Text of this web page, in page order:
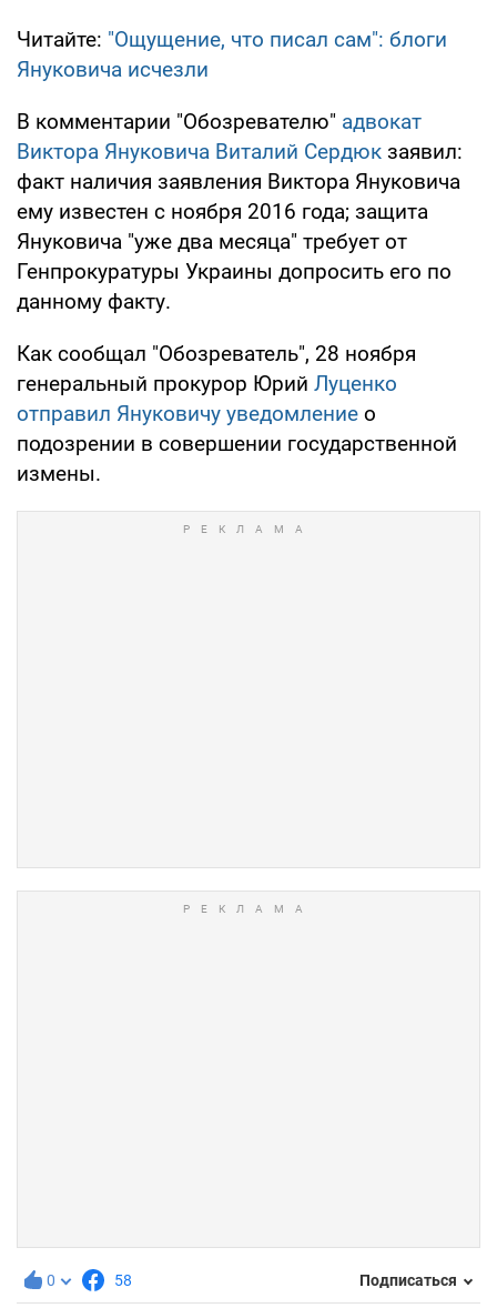
Читайте: "Ощущение, что писал сам": блоги
Януковича исчезли
В комментарии "Обозревателю" адвокат
Виктора Януковича Виталий Сердюк заявил:
факт наличия заявления Виктора Януковича
ему известен с ноября 2016 года; защита
Януковича "уже два месяца" требует от
Генпрокуратуры Украины допросить его по
данному факту.
Как сообщал "Обозреватель", 28 ноября
генеральный прокурор Юрий Луценко
отправил Януковичу уведомление о
подозрении в совершении государственной
измены.
0 58 Подписаться